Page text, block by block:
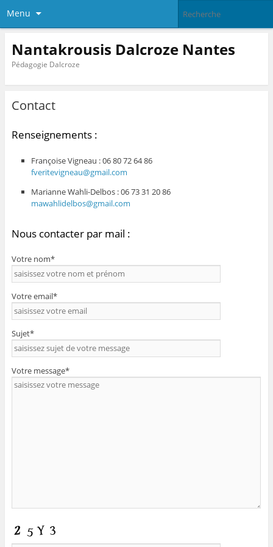
Menu
Nantakrousis Dalcroze Nantes
Pédagogie Dalcroze
Contact
Renseignements :
Françoise Vigneau : 06 80 72 64 86
fveritevigneau@gmail.com
Marianne Wahli-Delbos : 06 73 31 20 86
mawahlidelbos@gmail.com
Nous contacter par mail :
Votre nom*
Votre email*
Sujet*
Votre message*